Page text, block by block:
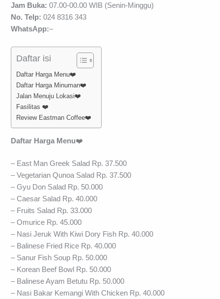
Jam Buka: 07.00-00.00 WIB (Senin-Minggu)
No. Telp: 024 8316 343
WhatsApp:–
Daftar isi
Daftar Harga Menu❤️
Daftar Harga Minuman❤️
Jalan Menuju Lokasi❤️
Fasilitas ❤️
Review Eastman Coffee❤️
Daftar Harga Menu❤️
– East Man Greek Salad Rp. 37.500
– Vegetarian Qunoa Salad Rp. 37.500
– Gyu Don Salad Rp. 50.000
– Caesar Salad Rp. 40.000
– Fruits Salad Rp. 33.000
– Omurice Rp. 45.000
– Nasi Jeruk With Kiwi Dory Fish Rp. 40.000
– Balinese Fried Rice Rp. 40.000
– Sanur Fish Soup Rp. 50.000
– Korean Beef Bowl Rp. 50.000
– Balinese Ayam Betutu Rp. 50.000
– Nasi Bakar Kemangi With Chicken Rp. 40.000